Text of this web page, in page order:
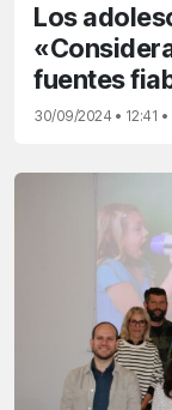
Los
fuentes
30/09/2024 • 12:41 •